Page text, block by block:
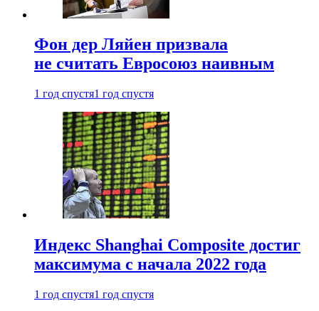
Фон дер Ляйен призвала
не считать Евросоюз наивным
1 год спустя1 год спустя
Индекс Shanghai Composite достиг
максимума с начала 2022 года
1 год спустя1 год спустя